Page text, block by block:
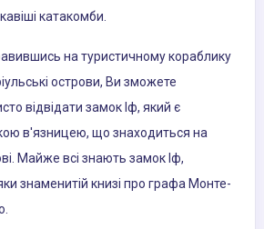
катакомби.
на туристичному кораблику
острови, Ви зможете
відвідати замок Іф, який є
в'язницею, що знаходиться на
Майже всі знають замок Іф,
знаменитій книзі про графа Монте-